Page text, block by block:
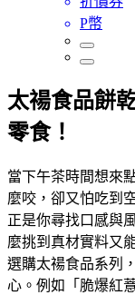
P幣
太禓食品餅
零食！
當下午茶時間想來
麼咬，卻又怕吃到
正是你尋找口感與
麼挑到真材實料又
選購太禓食品系列
心。例如「脆爆紅